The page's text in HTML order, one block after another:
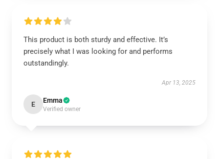
This product is both sturdy and effective. It’s
precisely what I was looking for and performs
outstandingly.
Apr 13, 2025
E Emma
Verified owner